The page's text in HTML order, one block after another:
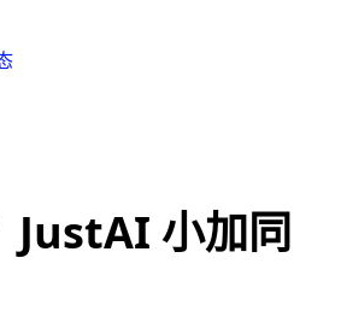
JustAI 小加同